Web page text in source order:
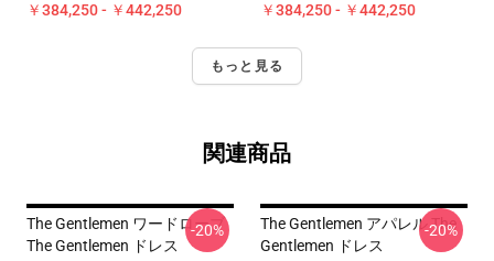
￥384,250 - ￥442,250 ￥384,250 - ￥442,250
もっと見る
関連商品
The Gentlemen ワードローブ
The Gentlemen ドレス
-20%
The Gentlemen アパレル The
Gentlemen ドレス
-20%